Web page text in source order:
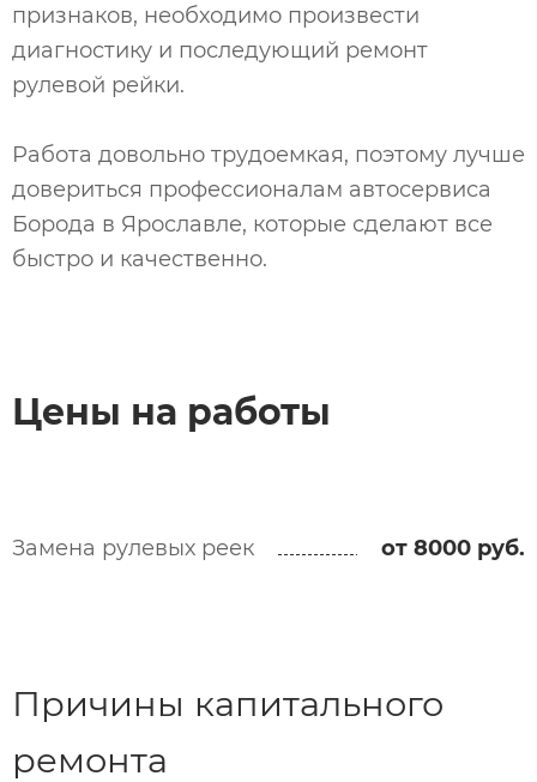
признаков, необходимо произвести
диагностику и последующий ремонт
рулевой рейки.
Работа довольно трудоемкая, поэтому лучше
довериться профессионалам автосервиса
Борода в Ярославле, которые сделают все
быстро и качественно.
Цены на работы
Замена рулевых реек от 8000 руб.
Причины капитального
ремонта